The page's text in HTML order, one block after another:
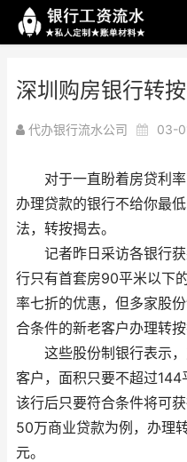
深圳购房银行转
代办银行流水公司 03-
对于一直盼着房贷利
办理贷款的银行不给你最
法，转按揭去。
记者昨日采访各银行
行只有首套房90平米以下
率七折的优惠，但多家股
合条件的新老客户办理转
这些股份制银行表示
客户，面积只要不超过144
该行后只要符合条件将可
50万商业贷款为例，办理
元。